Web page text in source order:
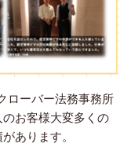
ローバー法務事務所
お客様大変多くの
あります。